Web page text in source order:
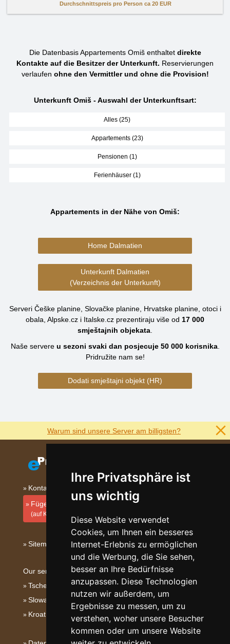
Ihre Privatsphäre ist
uns wichtig
Diese Website verwendet
Cookies, um Ihnen ein besseres
Internet-Erlebnis zu ermöglichen
und die Werbung, die Sie sehen,
besser an Ihre Bedürfnisse
anzupassen. Diese Technologien
nutzen wir außerdem, um
Ergebnisse zu messen, um zu
verstehen, woher unsere Besucher
kommen oder um unsere Website
Durchschnittspreis pro Person ca 20 EUR
Die Datenbasis Appartements Omiš enthaltet direkte
Kontakte auf die Besitzer der Unterkunft. Reservierungen
verlaufen ohne den Vermittler und ohne die Provision!
Unterkunft Omiš - Auswahl der Unterkunftsart:
Alles (25)
Appartements (23)
Pensionen (1)
Ferienhäuser (1)
Appartements in der Nähe von Omiš:
Home Dalmatien
Unterkunft Dalmatien
(Verzeichnis der Unterkunft)
Serveri Češke planine, Slovačke planine, Hrvatske planine, otoci i
obala, Alpske.cz i Italske.cz prezentiraju više od 17 000
smještajnih objekata
Naše servere u sezoni svaki dan posjecuje 50 000korisnika.
Pridružite nam se!
Dodati smještajni objekt (HR)
Warum sind unsere Server am billigsten?
Kontakt
Fügen Sie Ihre Unterkunft hinzu
(auf Kroatisch)
Sitemap
Our servers:
Tschechische Gebirge
Slowakische Gebirge
Kroatien